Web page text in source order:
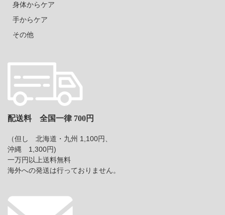
身体からケア
手からケア
その他
配送料 全国一律 700円
（但し 北海道・九州 1,100円、
沖縄 1,300円)
一万円以上送料無料
海外への発送は行っておりません。